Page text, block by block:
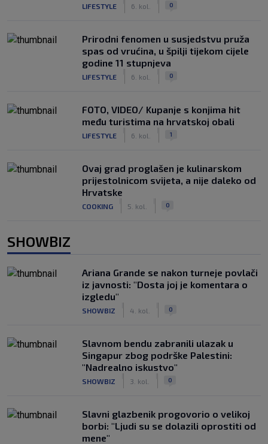
LIFESTYLE 6. kol. 0
Prirodni fenomen u susjedstvu pruža
spas od vrućina, u špilji tijekom cijele
godine 11 stupnjeva
LIFESTYLE 6. kol. 0
FOTO, VIDEO/ Kupanje s konjima hit
među turistima na hrvatskoj obali
LIFESTYLE 6. kol. 1
Ovaj grad proglašen je kulinarskom
prijestolnicom svijeta, a nije daleko od
Hrvatske
COOKING 5. kol. 0
SHOWBIZ
Ariana Grande se nakon turneje povlači
iz javnosti: "Dosta joj je komentara o
izgledu"
SHOWBIZ 4. kol. 0
Slavnom bendu zabranili ulazak u
Singapur zbog podrške Palestini:
"Nadrealno iskustvo"
SHOWBIZ 3. kol. 0
Slavni glazbenik progovorio o velikoj
borbi: "Ljudi su se dolazili oprostiti od
mene"